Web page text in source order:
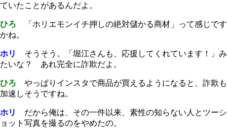
ていたことがあるんだよ。
ひろ 「ホリエモンイチ押しの絶対儲かる商材」って感じです
かね。
ホリ
そうそう。「堀江さんも、応援してくれています！」み
たいな？ あれ完全に詐欺だよ。
ひろ やっぱりインスタで商品が買えるようになると、詐欺も
加速しそうですね。
ホリ
だから俺は、その一件以来、素性の知らない人とツーシ
ョット写真を撮るのをやめたの。